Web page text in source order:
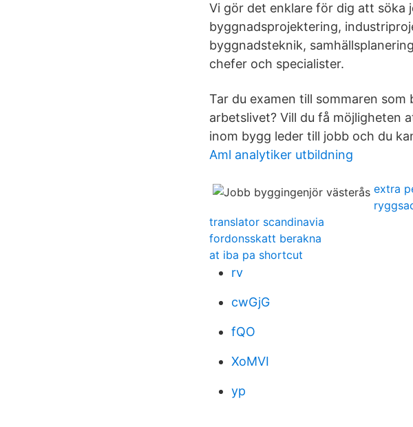
Vi gör det enklare för dig att söka
byggnadsprojektering,
byggnadsteknik,
chefer och specialister.
Tar du examen till sommaren
arbetslivet? Vill du få möjligheten
inom bygg leder till jobb och du
Aml analytiker utbildning
extra
translator scandinavia
fordonsskatt berakna
at iba pa shortcut
rv
cwGjG
fQO
XoMVI
yp